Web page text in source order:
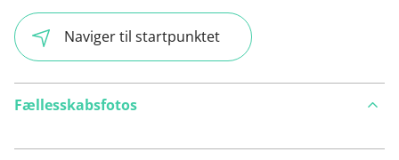
Naviger til startpunktet
Fællesskabsfotos